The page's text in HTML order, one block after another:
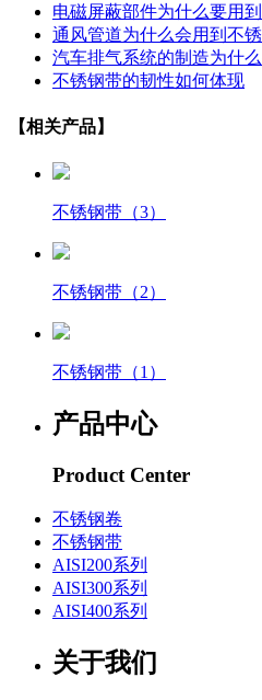
电磁屏蔽部件为什么要用
通风管道为什么会用到不
汽车排气系统的制造为什
不锈钢带的韧性如何体现
【相关产品】
不锈钢带（3）
不锈钢带（2）
不锈钢带（1）
产品中心
Product Center
不锈钢卷
不锈钢带
AISI200系列
AISI300系列
AISI400系列
关于我们